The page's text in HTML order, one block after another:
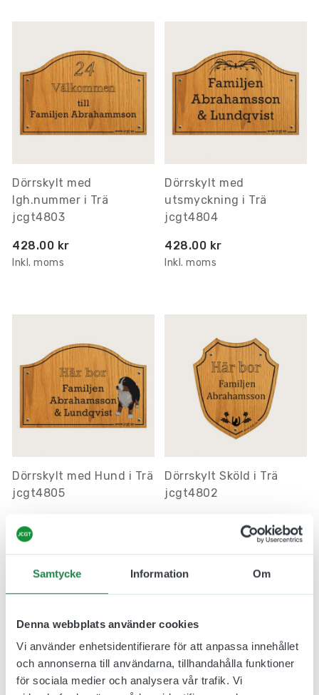
Samtycke Information Om
Denna webbplats använder cookies
Vi använder enhetsidentifierare för att anpassa innehållet
och annonserna till användarna, tillhandahålla funktioner
för sociala medier och analysera vår trafik. Vi
Dörrskylt med
lgh.nummer i Trä
jcgt4803
428.00 kr
Inkl. moms
Dörrskylt med
utsmyckning i Trä
jcgt4804
428.00 kr
Inkl. moms
Dörrskylt med Hund i Trä
jcgt4805
Inkl. moms
Dörrskylt Sköld i Trä
jcgt4802